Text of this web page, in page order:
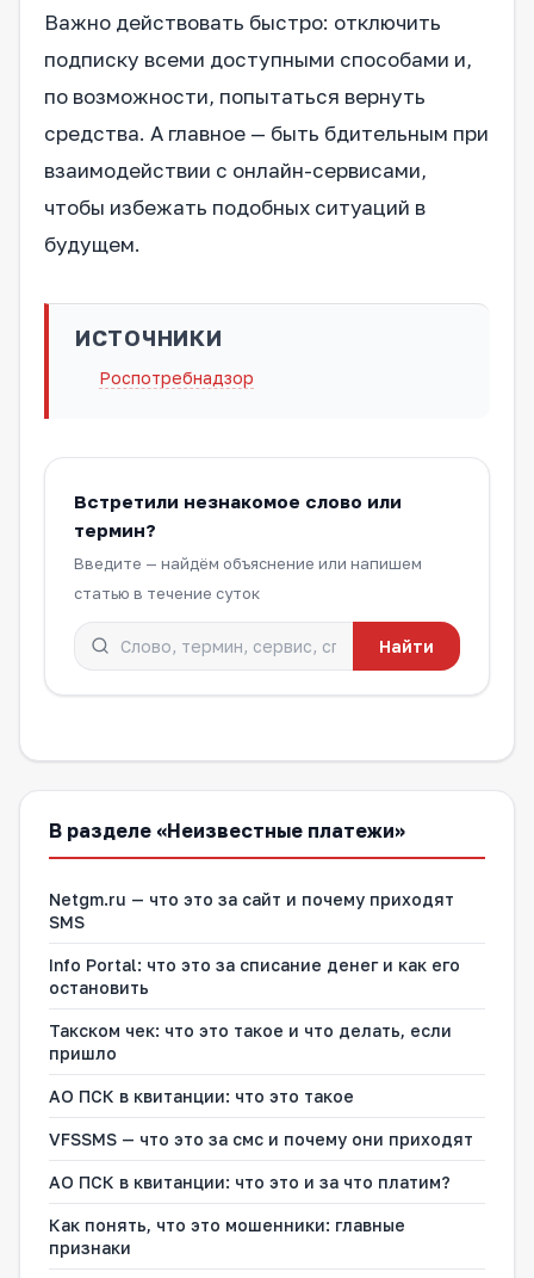
Важно действовать быстро: отключить
подписку всеми доступными способами и,
по возможности, попытаться вернуть
средства. А главное — быть бдительным при
взаимодействии с онлайн-сервисами,
чтобы избежать подобных ситуаций в
будущем.
ИСТОЧНИКИ
Роспотребнадзор
Встретили незнакомое слово или
термин?
Введите — найдём объяснение или напишем
статью в течение суток
Найти
В разделе «Неизвестные платежи»
Netgm.ru — что это за сайт и почему приходят
SMS
Info Portal: что это за списание денег и как его
остановить
Такском чек: что это такое и что делать, если
пришло
АО ПСК в квитанции: что это такое
VFSSMS — что это за смс и почему они приходят
АО ПСК в квитанции: что это и за что платим?
Как понять, что это мошенники: главные
признаки